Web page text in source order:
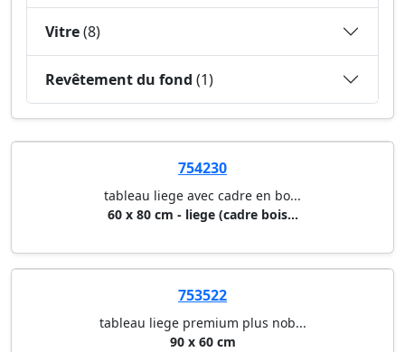
Vitre(8)
Revêtement du fond (1)
754230
tableau liege avec cadre en bo...
60 x 80 cm - liege (cadre bois...
753522
tableau liege premium plus nob...
90 x 60 cm